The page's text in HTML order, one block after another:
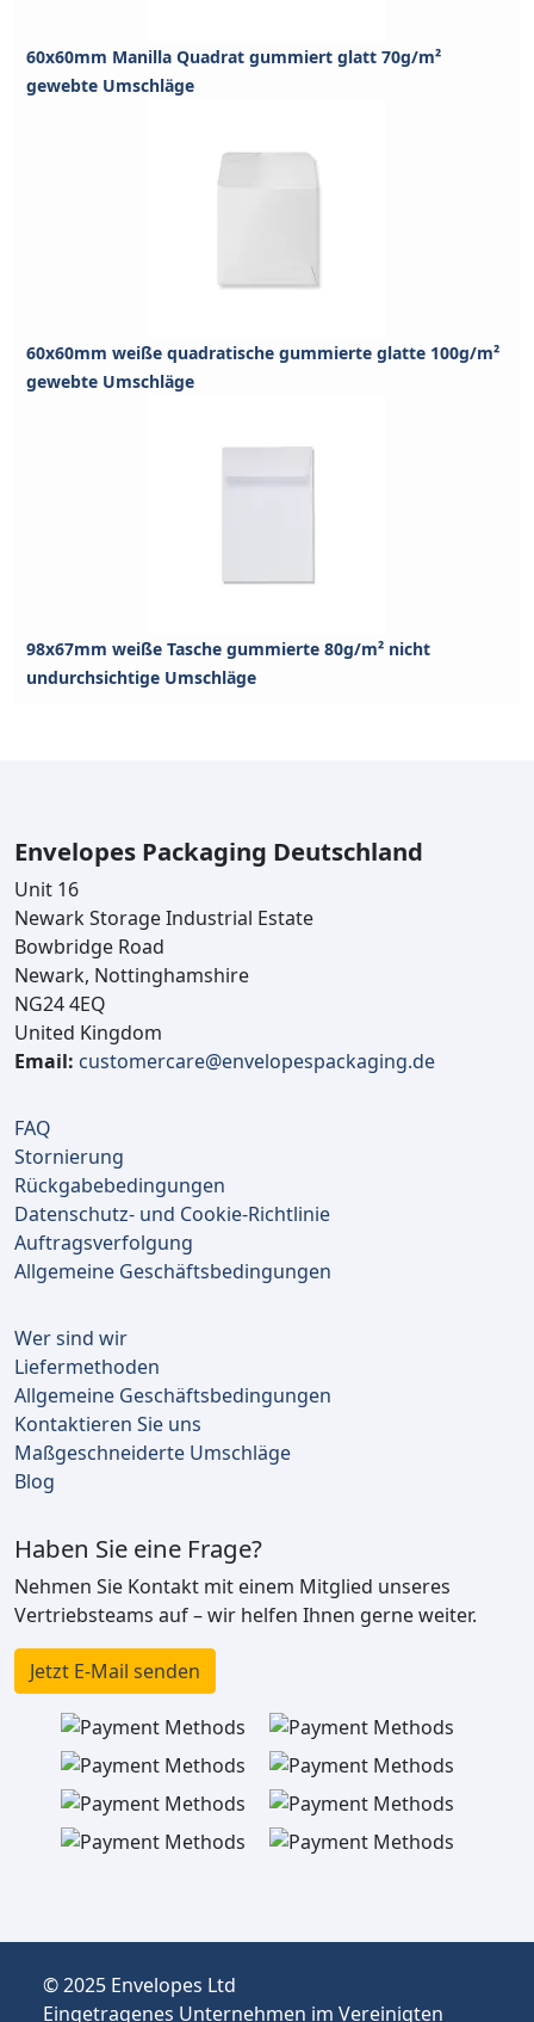
60x60mm Manilla Quadrat gummiert glatt 70g/m²
gewebte Umschläge
60x60mm weiße quadratische gummierte glatte 100g/m²
gewebte Umschläge
98x67mm weiße Tasche gummierte 80g/m² nicht
undurchsichtige Umschläge
Envelopes Packaging Deutschland
Unit 16
Newark Storage Industrial Estate
Bowbridge Road
Newark, Nottinghamshire
NG24 4EQ
United Kingdom
Email: customercare@envelopespackaging.de
FAQ
Stornierung
Rückgabebedingungen
Datenschutz- und Cookie-Richtlinie
Auftragsverfolgung
Allgemeine Geschäftsbedingungen
Wer sind wir
Liefermethoden
Allgemeine Geschäftsbedingungen
Kontaktieren Sie uns
Maßgeschneiderte Umschläge
Blog
Haben Sie eine Frage?
Nehmen Sie Kontakt mit einem Mitglied unseres
Vertriebsteams auf – wir helfen Ihnen gerne weiter.
Jetzt E-Mail senden
© 2025 Envelopes Ltd
Eingetragenes Unternehmen im Vereinigten